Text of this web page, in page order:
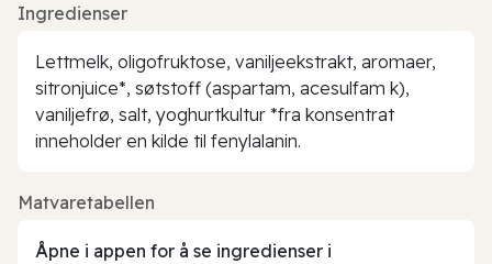
Ingredienser
Lettmelk, oligofruktose, vaniljeekstrakt, aromaer,
sitronjuice*, søtstoff (aspartam, acesulfam k),
vaniljefrø, salt, yoghurtkultur *fra konsentrat
inneholder en kilde til fenylalanin.
Matvaretabellen
Åpne i appen for å se ingredienser i